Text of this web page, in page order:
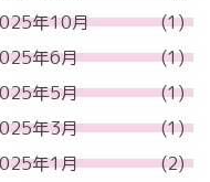
年10月
(1)
年6月
(1)
年5月
(1)
年3月
(1)
年1月
(2)